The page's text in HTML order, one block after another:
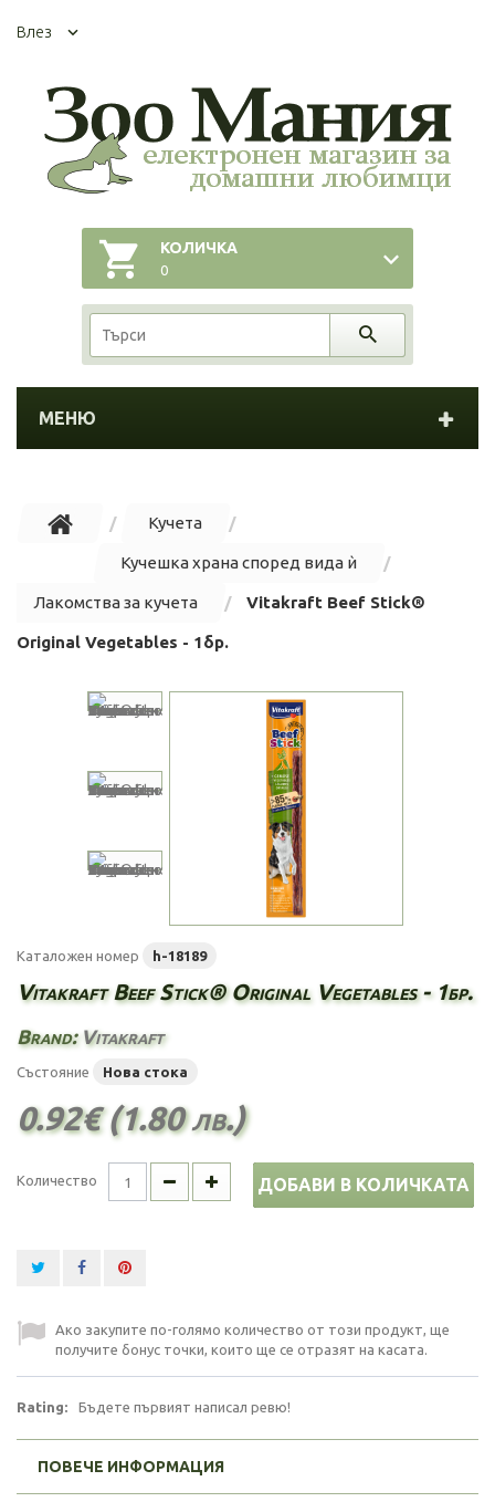
Влез
КОЛИЧКА
0
МЕНЮ
Кучета
Кучешка храна според вида ѝ
Лакомства за кучета Vitakraft Beef Stick®
Original Vegetables - 1бр.
Каталожен номер h-18189
Vitakraft Beef Stick® Original Vegetables - 1бр.
Brand: Vitakraft
Състояние Нова стока
0.92€ (1.80 лв.)
Количество ДОБАВИ В КОЛИЧКАТА
Ако закупите по-голямо количество от този продукт, ще
получите бонус точки, които ще се отразят на касата.
Rating: Бъдете първият написал ревю!
ПОВЕЧЕ ИНФОРМАЦИЯ